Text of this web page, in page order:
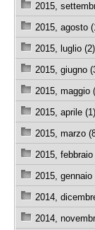
2015,
2015, agosto
2015, luglio (2)
2015, giugno
2015, maggio
2015, aprile (1)
2015, marzo
2015, febbraio
2015, gennaio
2014,
2014,